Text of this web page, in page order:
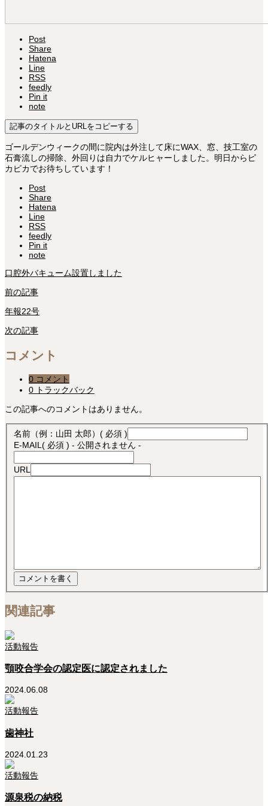
Post
Share
Hatena
Line
RSS
feedly
Pin it
note
記事のタイトルとURLをコピーする
ゴールデンウィークの間に院内は外注して床にWAX、窓、技工室の
石膏流しの掃除、外回りは自力でケルヒャーしました。明日からピ
カピカでお待ちしています！
Post
Share
Hatena
Line
RSS
feedly
Pin it
note
口腔外バキューム設置しました
前の記事
年報22号
次の記事
コメント
0 コメント
0 トラックバック
この記事へのコメントはありません。
名前（例：山田 太郎） ( 必須 )
E-MAIL ( 必須 ) - 公開されません -
URL
関連記事
活動報告
顎咬合学会の認定医に認定されました
2024.06.08
活動報告
歯神社
2024.01.23
活動報告
源泉税の納税